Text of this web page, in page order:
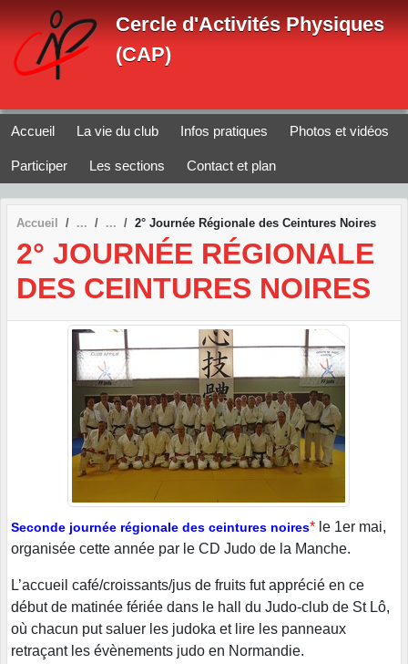
Cercle d'Activités Physiques
(CAP)
Accueil La vie du club Infos pratiques Photos et vidéos
Participer Les sections Contact et plan
Accueil 2° Journée Régionale des Ceintures Noires
2° JOURNÉE RÉGIONALE
DES CEINTURES NOIRES
Seconde journée régionale des ceintures noires* le 1er mai,
organisée cette année par le CD Judo de la Manche.
L’accueil café/croissants/jus de fruits fut apprécié en ce
début de matinée fériée dans le hall du Judo-club de St Lô,
où chacun put saluer les judoka et lire les panneaux
retraçant les évènements judo en Normandie.
Panneau de gestion des cookies